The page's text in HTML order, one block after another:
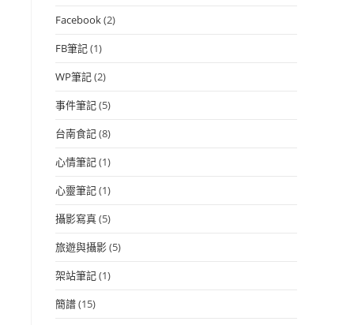
Facebook(2)
FB筆記(1)
WP筆記(2)
事件筆記(5)
台南食記(8)
心情筆記(1)
心靈筆記(1)
攝影寫真(5)
旅遊與攝影(5)
架站筆記(1)
簡譜(15)